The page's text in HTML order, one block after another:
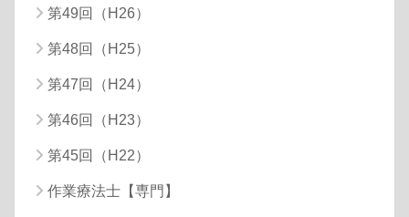
第49回（H26）
第48回（H25）
第47回（H24）
第46回（H23）
第45回（H22）
作業療法士【専門】